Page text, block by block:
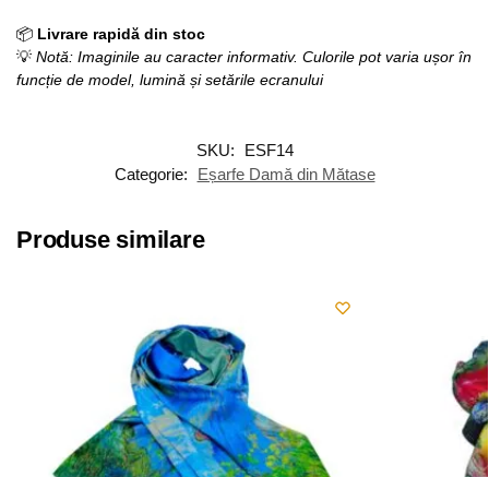
📦 Livrare rapidă din stoc
💡 Notă: Imaginile au caracter informativ. Culorile pot varia ușor în
funcție de model, lumină și setările ecranului
SKU:
ESF14
Categorie:
Eșarfe Damă din Mătase
Produse similare